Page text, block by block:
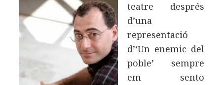
teatre després
d’una
representació
d’‘Un enemic del
poble’ sempre
em sento